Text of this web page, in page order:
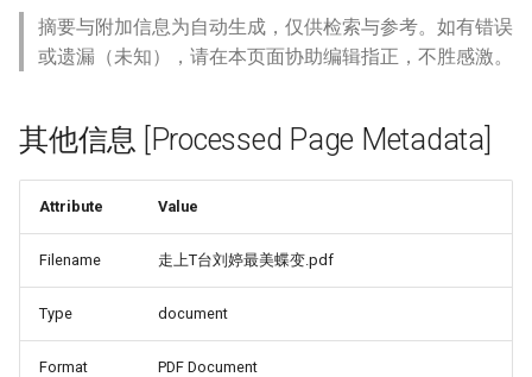
摘要与附加信息为自动生成，仅供检索与参考。如有错误
或遗漏（未知），请在本页面协助编辑指正，不胜感激。
其他信息 [Processed Page Metadata]
Attribute Value
Filename 走上T台刘婷最美蝶变.pdf
Type document
Format PDF Document